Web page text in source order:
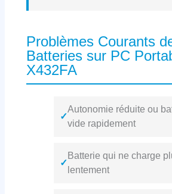
Problèmes Courants
Batteries sur PC
X432FA
✓
Autonomie réduite ou
vide rapidement
✓
Batterie qui ne charge
lentement